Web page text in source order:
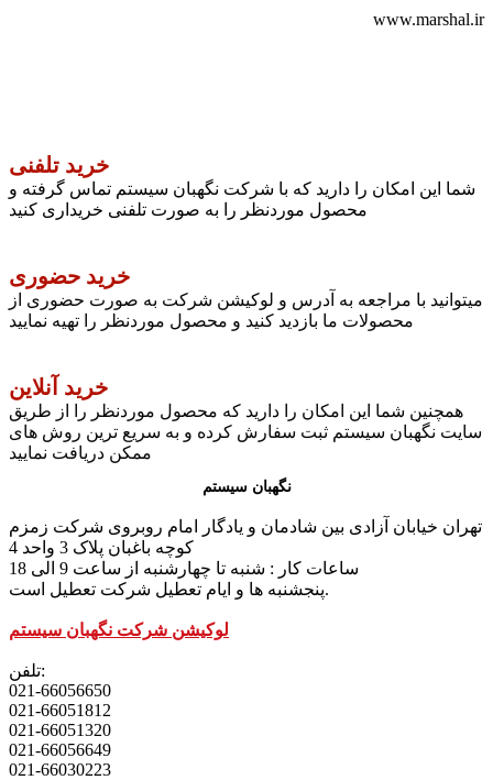
www.marshal.ir
خرید تلفنی
شما این امکان را دارید که با شرکت نگهبان سیستم تماس گرفته و
محصول موردنظر را به صورت تلفنی خریداری کنید
خرید حضوری
میتوانید با مراجعه به آدرس و لوکیشن شرکت به صورت حضوری از
محصولات ما بازدید کنید و محصول موردنظر را تهیه نمایید
خرید آنلاین
همچنین شما این امکان را دارید که محصول موردنظر را از طریق
سایت نگهبان سیستم ثبت سفارش کرده و به سریع ترین روش های
ممکن دریافت نمایید
نگهبان سیستم
تهران خیابان آزادی بین شادمان و یادگار امام روبروی شرکت زمزم
کوچه باغبان پلاک 3 واحد 4
پنجشنبه ها و ایام تعطیل شرکت تعطیل است.
لوکیشن شرکت نگهبان سیستم
تلفن:
021-66056650
021-66051812
021-66051320
021-66056649
021-66030223